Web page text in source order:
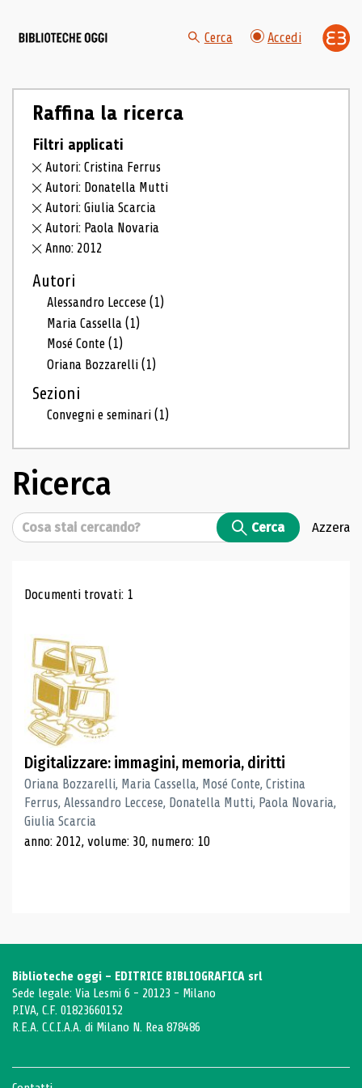
Cerca Accedi
Raffina la ricerca
Filtri applicati
Autori: Cristina Ferrus
Autori: Donatella Mutti
Autori: Giulia Scarcia
Autori: Paola Novaria
Anno: 2012
Autori
Alessandro Leccese(1)
Maria Cassella(1)
Mosé Conte(1)
Oriana Bozzarelli(1)
Sezioni
Convegni e seminari(1)
Ricerca
Cerca Cerca Azzera
Risultati di ricerca
Documenti trovati: 1
Digitalizzare: immagini, memoria, diritti
Oriana Bozzarelli, Maria Cassella, Mosé Conte, Cristina
Ferrus, Alessandro Leccese, Donatella Mutti, Paola Novaria,
Giulia Scarcia
anno: 2012, volume: 30, numero: 10
Biblioteche oggi - EDITRICE BIBLIOGRAFICA srl
Sede legale: Via Lesmi 6 - 20123 - Milano
P.IVA, C.F. 01823660152
R.E.A. C.C.I.A.A. di Milano N. Rea 878486